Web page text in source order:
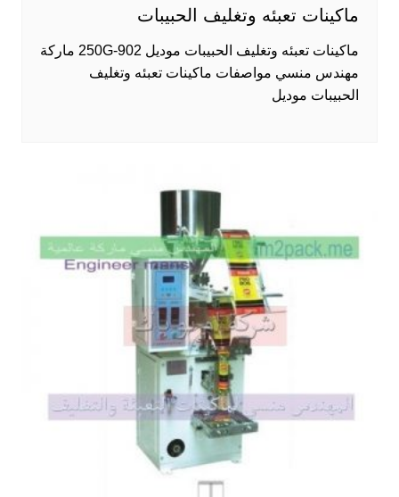
ماكينات تعبئه وتغليف الحبيبات
ماكينات تعبئه وتغليف الحبيبات موديل 902-250G ماركة
مهندس منسي مواصفات ماكينات تعبئه وتغليف
الحبيبات موديل